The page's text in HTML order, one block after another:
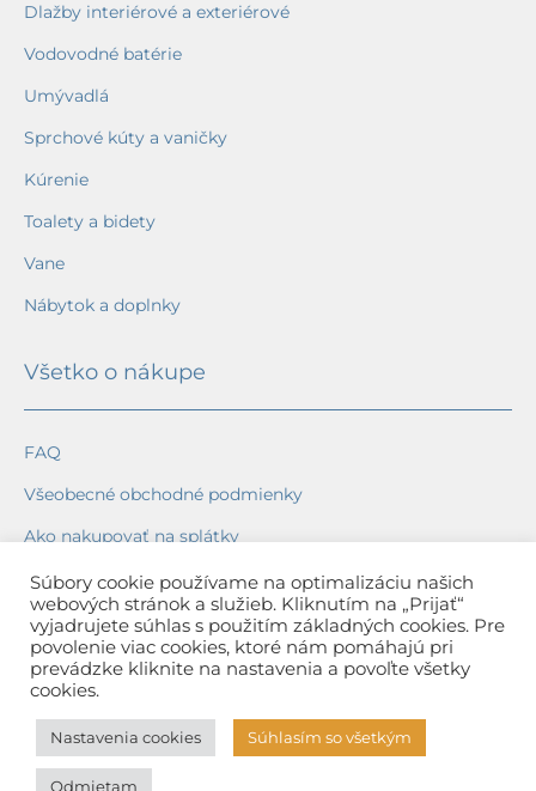
Dlažby interiérové a exteriérové
Vodovodné batérie
Umývadlá
Sprchové kúty a vaničky
Kúrenie
Toalety a bidety
Vane
Nábytok a doplnky
Všetko o nákupe
FAQ
Všeobecné obchodné podmienky
Ako nakupovať na splátky
Ochrana osobných údajov
Reklamačný poriadok
Spôsob a cena dopravy
Spôsob platby
Súbory cookie používame na optimalizáciu našich
webových stránok a služieb. Kliknutím na „Prijať“
vyjadrujete súhlas s použitím základných cookies. Pre
povolenie viac cookies, ktoré nám pomáhajú pri
prevádzke kliknite na nastavenia a povoľte všetky
cookies.
Nastavenia cookies Súhlasím so všetkým
Odmietam